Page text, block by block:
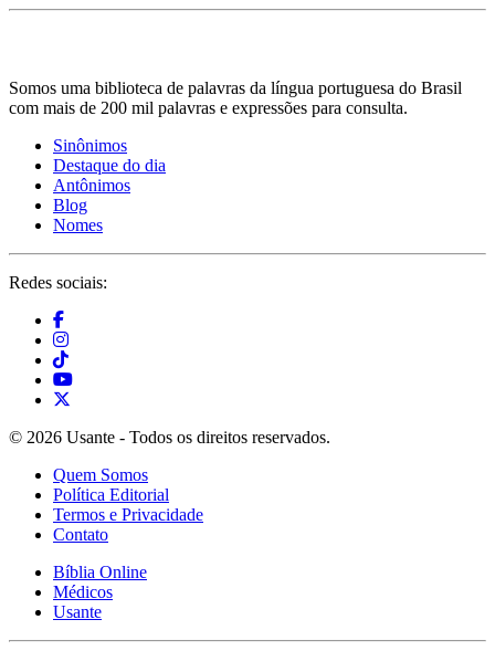
Somos uma biblioteca de palavras da língua portuguesa do Brasil
com mais de 200 mil palavras e expressões para consulta.
Sinônimos
Destaque do dia
Antônimos
Blog
Nomes
Redes sociais:
© 2026 Usante - Todos os direitos reservados.
Quem Somos
Política Editorial
Termos e Privacidade
Contato
Bíblia Online
Médicos
Usante